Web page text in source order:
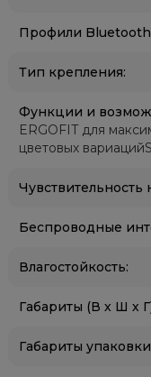
Профили
Тип крепления:
Функции и
ERGOFIT для
цветовых
Беспроводные
Влагостойкость:
Габариты (В х Ш х
Габариты